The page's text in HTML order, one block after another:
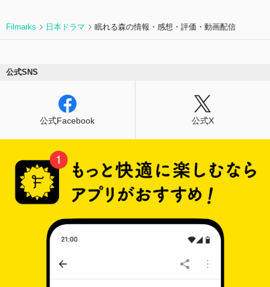
Filmarks 日本ドラマ 眠れる森の情報・感想・評価・動画配信
公式SNS
公式Facebook 公式X